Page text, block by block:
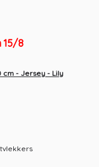
15/8
- Jersey - Lily